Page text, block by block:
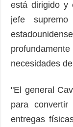
está dirigido y
jefe
necesidades
"El general
para
entregas